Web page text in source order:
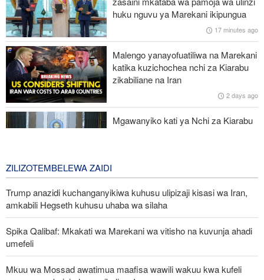
Mashambulizi mapya ya Yemen yaangamiza mamluki wa Saudia
wasiopungua 58
Mkuu wa Mossad awatimua maafisa wawili wakuu kwa kufeli
mpango wa kuipindua serikali ya Iran
Wabunge wa Uganda watilia shaka uamuzi wa serikali kutaka
kupeleka wanajeshi Ghaza
huku nguvu ya Marekani ikipungua
17 minutes ago
Malengo yanayofuatiliwa na Marekani
katika kuzichochea nchi za Kiarabu
zikabiliane na Iran
2 days ago
Mgawanyiko kati ya Nchi za Kiarabu
ZILIZOTEMBELEWA ZAIDI
Trump anazidi kuchanganyikiwa kuhusu ulipizaji kisasi wa Iran,
amkabili Hegseth kuhusu uhaba wa silaha
Spika Qalibaf: Mkakati wa Marekani wa vitisho na kuvunja ahadi
umefeli
Mkuu wa Mossad awatimua maafisa wawili wakuu kwa kufeli